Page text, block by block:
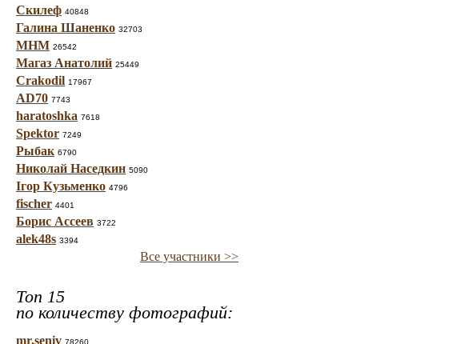
Скилеф 40848
Галина Шаненко 32703
МНМ 26542
Магаз Анатолий 25449
Crakodil 17967
AD70 7743
haratoshka 7618
Spektor 7249
Рыбак 6790
Николай Наседкин 5090
Ігор Кузьменко 4796
fischer 4401
Борис Ассеев 3722
alek48s 3394
Все участники >>
Топ 15
по количеству фотографий:
mr.seniv 78260